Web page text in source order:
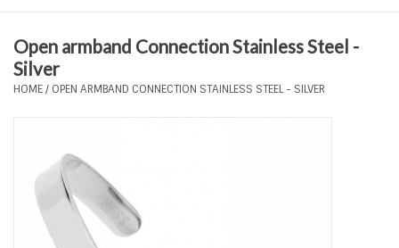
Plus Size Sieraden
Tassen en meer
Haaraccesoires
Open armband Connection Stainless Steel -
Silver
HOME/ OPEN ARMBAND CONNECTION STAINLESS STEEL - SILVER